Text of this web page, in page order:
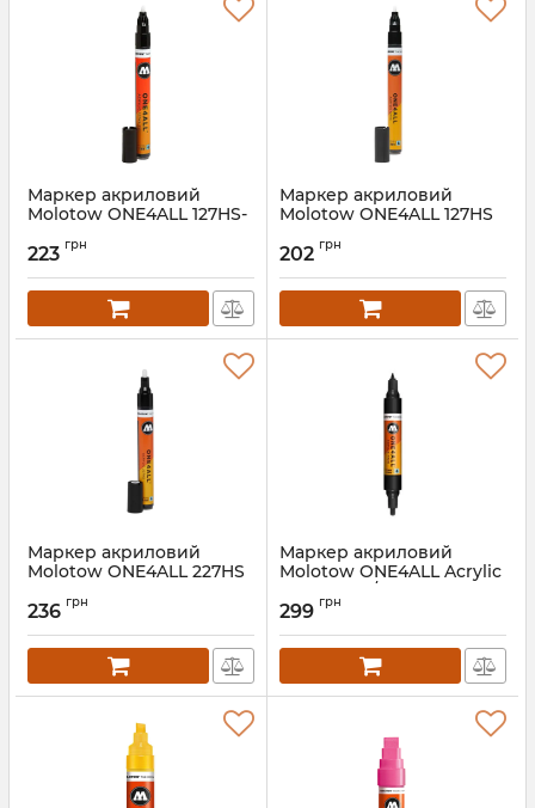
Маркер акриловий
Molotow ONE4ALL 127HS-
Артикул:
223 грн
Маркер акриловий
Molotow ONE4ALL 127HS
Артикул:
202 грн
Маркер акриловий
Molotow ONE4ALL 227HS
Артикул:
236 грн
Маркер акриловий
Molotow ONE4ALL Acrylic
Twin 1.5мм/4мм
Артикул:
299 грн